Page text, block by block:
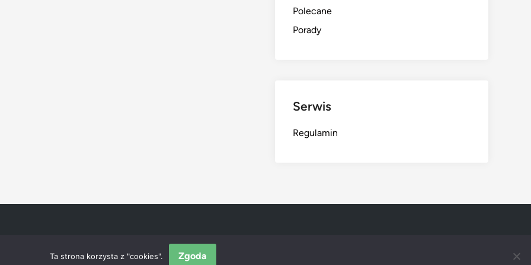
Polecane
Porady
Serwis
Regulamin
Ta strona korzysta z "cookies". Zgoda